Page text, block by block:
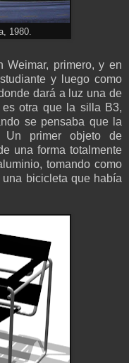
1980.
Weimar, primero, y en
y luego como
dará a luz una de
otra que la silla B3,
se pensaba que la
Un primer objeto de
una forma totalmente
tomando como
bicicleta que había